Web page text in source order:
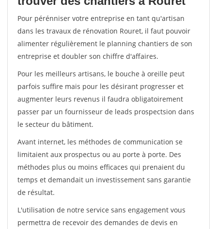
Pour pérénniser votre entreprise en tant qu'artisan
dans les travaux de rénovation Rouret, il faut pouvoir
alimenter régulièrement le planning chantiers de son
entreprise et doubler son chiffre d'affaires.
Pour les meilleurs artisans, le bouche à oreille peut
parfois suffire mais pour les désirant progresser et
augmenter leurs revenus il faudra obligatoirement
passer par un fournisseur de leads prospectsion dans
le secteur du bâtiment.
Avant internet, les méthodes de communication se
limitaient aux prospectus ou au porte à porte. Des
méthodes plus ou moins efficaces qui prenaient du
temps et demandait un investissement sans garantie
de résultat.
L'utilisation de notre service sans engagement vous
permettra de recevoir des demandes de devis en